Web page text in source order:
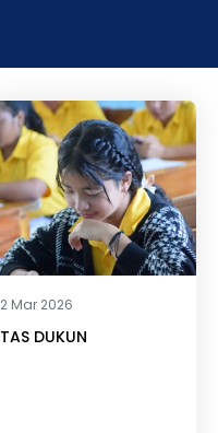
2 Mar 2026
TAS DUKUN